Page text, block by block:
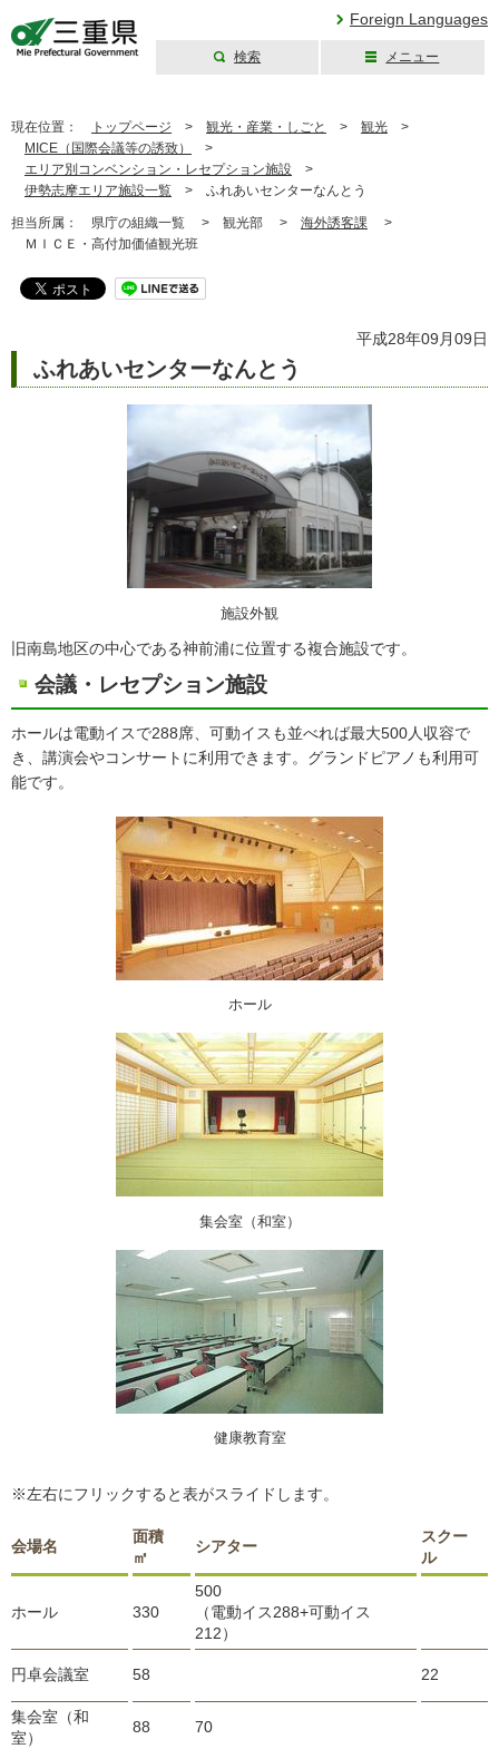
Foreign Languages
検索 メニュー
現在位置： トップページ > 観光・産業・しごと > 観光 >
MICE（国際会議等の誘致）
>
エリア別コンベンション・レセプション施設 >
伊勢志摩エリア施設一覧 > ふれあいセンターなんとう
担当所属： 県庁の組織一覧 > 観光部 > 海外誘客課 >
ＭＩＣＥ・高付加価値観光班
平成28年09月09日
ふれあいセンターなんとう
施設外観
旧南島地区の中心である神前浦に位置する複合施設です。
会議・レセプション施設
ホールは電動イスで288席、可動イスも並べれば最大500人収容で
き、講演会やコンサートに利用できます。グランドピアノも利用可
能です。
ホール
集会室（和室）
健康教育室
※左右にフリックすると表がスライドします。
会場名
面積
㎡
シアター
スクー
ル
ホール 330
500
（電動イス288+可動イス
212）
円卓会議室 58 22
集会室（和
室）
88 70